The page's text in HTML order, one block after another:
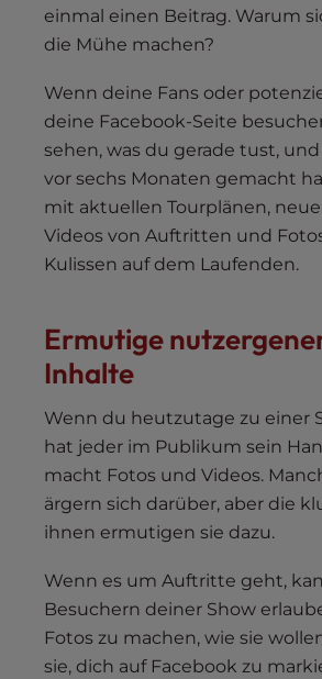
einmal einen Beitrag. Warum
die Mühe machen?
Wenn deine Fans oder
deine Facebook-Seite
sehen, was du gerade tust,
vor sechs Monaten gemacht
mit aktuellen Tourplänen,
Videos von Auftritten und
Kulissen auf dem Laufenden.
Ermutige
Inhalte
Wenn du heutzutage zu einer
hat jeder im Publikum sein
macht Fotos und Videos.
ärgern sich darüber, aber die
ihnen ermutigen sie dazu.
Wenn es um Auftritte geht,
Besuchern deiner Show
Fotos zu machen, wie sie
sie, dich auf Facebook zu